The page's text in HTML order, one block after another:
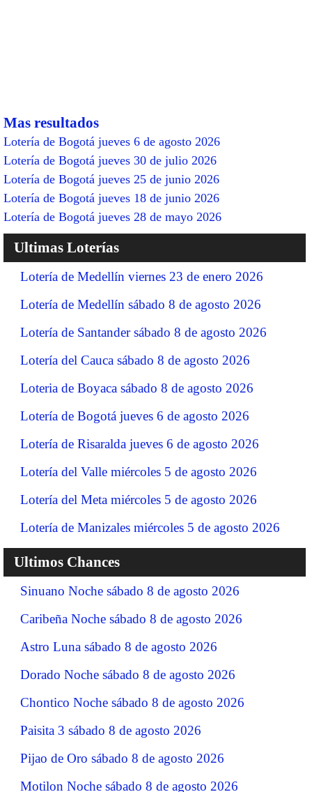
Mas resultados
Lotería de Bogotá jueves 6 de agosto 2026
Lotería de Bogotá jueves 30 de julio 2026
Lotería de Bogotá jueves 25 de junio 2026
Lotería de Bogotá jueves 18 de junio 2026
Lotería de Bogotá jueves 28 de mayo 2026
Ultimas Loterías
Lotería de Medellín viernes 23 de enero 2026
Lotería de Medellín sábado 8 de agosto 2026
Lotería de Santander sábado 8 de agosto 2026
Lotería del Cauca sábado 8 de agosto 2026
Loteria de Boyaca sábado 8 de agosto 2026
Lotería de Bogotá jueves 6 de agosto 2026
Lotería de Risaralda jueves 6 de agosto 2026
Lotería del Valle miércoles 5 de agosto 2026
Lotería del Meta miércoles 5 de agosto 2026
Lotería de Manizales miércoles 5 de agosto 2026
Ultimos Chances
Sinuano Noche sábado 8 de agosto 2026
Caribeña Noche sábado 8 de agosto 2026
Astro Luna sábado 8 de agosto 2026
Dorado Noche sábado 8 de agosto 2026
Chontico Noche sábado 8 de agosto 2026
Paisita 3 sábado 8 de agosto 2026
Pijao de Oro sábado 8 de agosto 2026
Motilon Noche sábado 8 de agosto 2026